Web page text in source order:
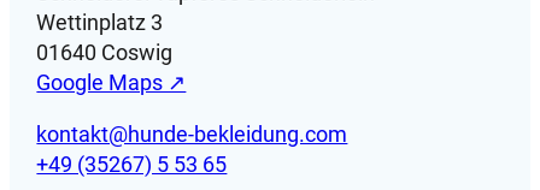
Wettinplatz 3
01640 Coswig
Google Maps ↗
kontakt@hunde-bekleidung.com
+49 (35267) 5 53 65